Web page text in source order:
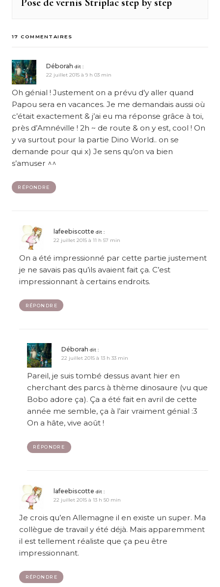
Next
17 COMMENTAIRES
Déborah dit :
22 juillet 2015 à 9 h 03 min
Oh génial ! Justement on a prévu d’y aller quand
Papou sera en vacances. Je me demandais aussi où
c’était exactement & j’ai eu ma réponse grâce à toi,
près d’Amnéville ! 2h ~ de route & on y est, cool ! On
y va surtout pour la partie Dino World.. on se
demande pour qui x) Je sens qu’on va bien
s’amuser ^^
RÉPONDRE
lafeebiscotte dit :
22 juillet 2015 à 11 h 57 min
On a été impressionné par cette partie justement
je ne savais pas qu’ils avaient fait ça. C’est
impressionnant à certains endroits.
RÉPONDRE
Déborah dit :
22 juillet 2015 à 13 h 33 min
Pareil, je suis tombé dessus avant hier en
cherchant des parcs à thème dinosaure (vu que
Bobo adore ça). Ça a été fait en avril de cette
année me semble, ça à l’air vraiment génial :3
On a hâte, vive août !
RÉPONDRE
lafeebiscotte dit :
22 juillet 2015 à 13 h 50 min
Je crois qu’en Allemagne il en existe un super. Ma
collègue de travail y été déjà. Mais apparemment
il est tellement réaliste que ça peu être
impressionnant.
RÉPONDRE